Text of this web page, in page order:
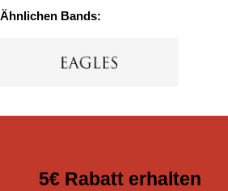
Ähnlichen Bands:
5€ Rabatt erhalten